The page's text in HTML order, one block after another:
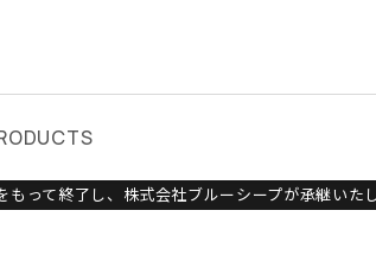
って終了し、株式会社ブルーシープが承継いたし